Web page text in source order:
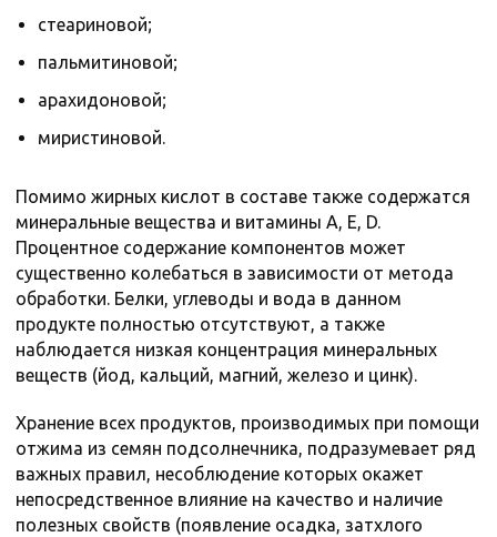
стеариновой;
пальмитиновой;
арахидоновой;
миристиновой.
Помимо жирных кислот в составе также содержатся
минеральные вещества и витамины А, Е, D.
Процентное содержание компонентов может
существенно колебаться в зависимости от метода
обработки. Белки, углеводы и вода в данном
продукте полностью отсутствуют, а также
наблюдается низкая концентрация минеральных
веществ (йод, кальций, магний, железо и цинк).
Хранение всех продуктов, производимых при помощи
отжима из семян подсолнечника, подразумевает ряд
важных правил, несоблюдение которых окажет
непосредственное влияние на качество и наличие
полезных свойств (появление осадка, затхлого